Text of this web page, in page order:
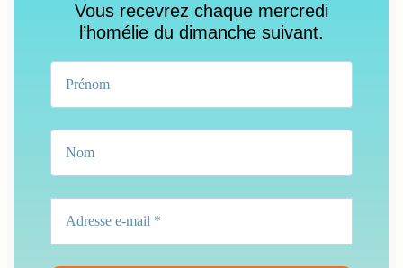
Vous recevrez chaque mercredi
l’homélie du dimanche suivant.